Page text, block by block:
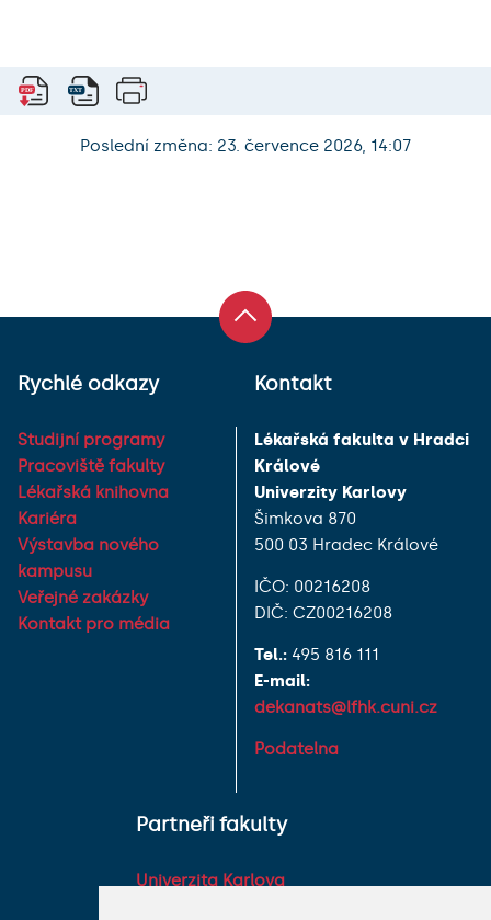
Poslední změna: 23. července 2026, 14:07
Rychlé odkazy
Studijní programy
Pracoviště fakulty
Lékařská knihovna
Kariéra
Výstavba nového
kampusu
Veřejné zakázky
Kontakt pro média
Kontakt
Lékařská fakulta v Hradci
Králové
Univerzity Karlovy
Šimkova 870
500 03 Hradec Králové
IČO: 00216208
DIČ: CZ00216208
Tel.: 495 816 111
E-mail:
dekanats@lfhk.cuni.cz
Podatelna
Partneři fakulty
Univerzita Karlova